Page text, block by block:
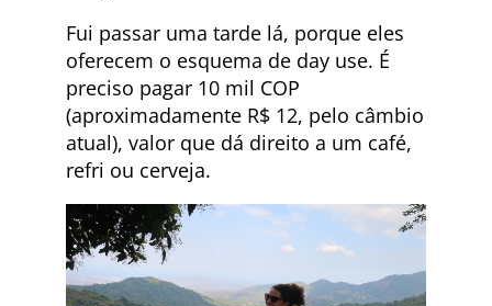
Fui passar uma tarde lá, porque eles
oferecem o esquema de day use. É
preciso pagar 10 mil COP
(aproximadamente R$ 12, pelo câmbio
atual), valor que dá direito a um café,
refri ou cerveja.